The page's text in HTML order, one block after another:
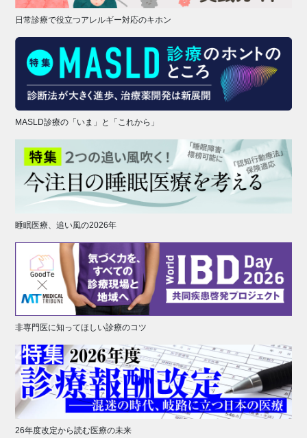
日常診療で役立つアレルギー対応のキホン
MASLD診療の「いま」と「これから」
睡眠医療、追い風の2026年
非専門医に知ってほしい診療のコツ
26年度改定から読む医療の未来